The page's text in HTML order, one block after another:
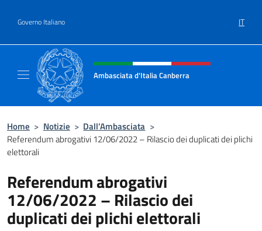
Governo Italiano IT
Intestazione sito, social e menù
Ambasciata d'Italia Canberra
Home > Notizie > Dall’Ambasciata >
Referendum abrogativi 12/06/2022 – Rilascio dei duplicati dei plichi
elettorali
Referendum abrogativi
12/06/2022 – Rilascio dei
duplicati dei plichi elettorali